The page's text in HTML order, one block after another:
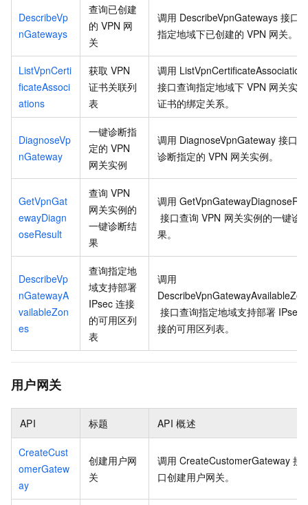
DescribeVp
nGateways
查询已创建
的 VPN 网
关
调用 DescribeVpnGateways 接口
指定地域下已创建的 VPN 网关。
ListVpnCerti
ficateAssoci
ations
获取 VPN
证书关联列
表
调用
接口查询指定地域下 VPN 网关实
证书的绑定关系。
DiagnoseVp
nGateway
一键诊断指
定的 VPN
网关实例
调用 DiagnoseVpnGateway 接口
诊断指定的 VPN 网关实例。
GetVpnGat
ewayDiagn
oseResult
查询 VPN
网关实例的
一键诊断结
果
调用
接口查询 VPN 网关实例的一键诊
果。
DescribeVp
nGatewayA
vailableZon
es
查询指定地
域支持部署
IPsec 连接
的可用区列
表
调用
接口查询指定地域支持部署 IPsec
接的可用区列表。
用户网关
API 标题 API 概述
CreateCust
omerGatew
ay
创建用户网
关
调用 CreateCustomerGateway 接
口创建用户网关。